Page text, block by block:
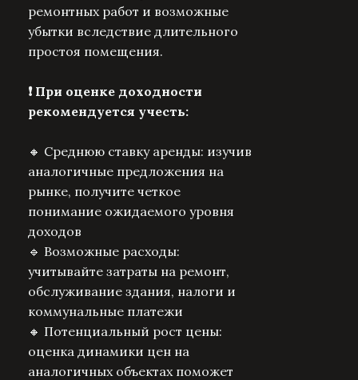
ремонтных работ и возможные
убытки вследствие длительного
простоя помещения.
❗️ При оценке доходности
рекомендуется учесть:
🔸 Среднюю ставку аренды: изучив
аналогичные предложения на
рынке, получите четкое
понимание ожидаемого уровня
доходов
🔹 Возможные расходы:
учитывайте затраты на ремонт,
обслуживание здания, налоги и
коммунальные платежи
🔸 Потенциальный рост цены:
оценка динамики цен на
аналогичных объектах поможет